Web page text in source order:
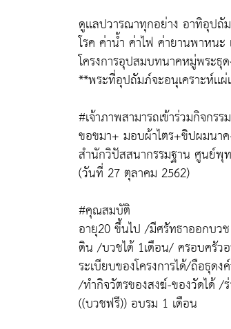
ดูเเลปวารณาทุกอย่าง อาทิอุป
โรค ค่าน้ำ ค่าไฟ ค่ายานพาหนะ
โครงการอุปสมบทนาคหมู่พระธุ
**พระที่อุปถัมภ์จะอนุเคราะห์เ
#เจ้าภาพสามารถเข้าร่วมกิจกรรม
ขอขมา+ มอบผ้าไตร+ขิปผมนา
สำนักวิปัสสนากรรมฐาน ศูนย์พุ
(วันที่ 27 ตุลาคม 2562)
#คุณสมบัติ
อายุ20 ขึ้นไป /มีศรัทธาออกบวช
ดิน /บวชได้ 1เดือน/ ครอบครัว
ระเบียบของโครงการได้/ถือธุด
/ทำกิจวัตรของสงฆ์-ของวัดได้ /
((บวชฟรี)) อบรม 1 เดือน